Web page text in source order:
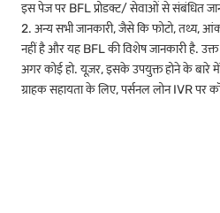
इस पेज पर BFL प्रोडक्ट/ सेवाओं से संबंधित
2. अन्य सभी जानकारी, जैसे कि फोटो, तथ्य,
नहीं है और यह BFL की विशेष जानकारी है.
अगर कोई हो. यूज़र, इसके उपयुक्त होने के बारे में
ग्राहक सहायता के लिए, पर्सनल लोन IVR